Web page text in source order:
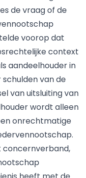
de vraag of de
voorop dat
context
aandeelhouder in
van de
van uitsluiting van
wordt alleen
onrechtmatige
concernverband,